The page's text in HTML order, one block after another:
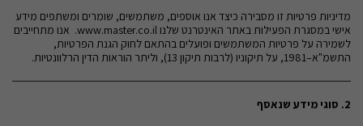
מדיניות פרטיות זו מסבירה כיצד אנו אוספים, משתמשים, שומרים ומשתפים מידע
אישי במסגרת הפעילות באתר האינטרנט שלנו www.master.co.il. אנו מתחייבים
לשמירה על פרטיות המשתמשים ופועלים בהתאם לחוק הגנת הפרטיות,
התשמ"א–1981, על תיקוניו (לרבות תיקון 13), וליתר הוראות הדין הרלוונטיות.
2. סוגי מידע שנאסף